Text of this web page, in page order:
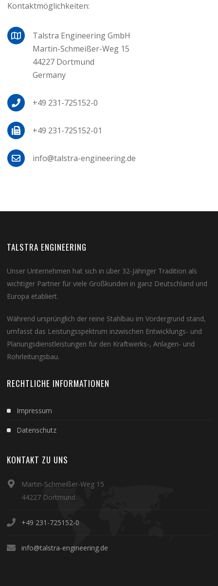
Kontaktmöglichkeiten:
Talstra Engineering GmbH
Martin-Schmeißer-Weg 15
44227 Dortmund
Germany
+49 231-725152-0
+49 231-725152-01
info@talstra-engineering.de
TALSTRA ENGINEERING
Unser Unternehmen hat sich in über 32-Jähriger Tradition als
wichtiger Partner für viele Großkunden in ganz Deutschland und
Europa etabliert.
Während ursprünglich der reine Stahlbau im Vordergrund stand,
umfasst das Leistungsspektrum inzwischen Entwicklungs- und
Planungsdienstleistungen für den Kraftwerks-, Anlagen- und
Rohrleitungsbau.
RECHTLICHE INFORMATIONEN
Impressum
Datenschutz
KONTAKT ZU UNS
Martin-Schmeißer-Weg 15
44227 Dortmund
+49 231-725152-0
info@talstra-engineering.de